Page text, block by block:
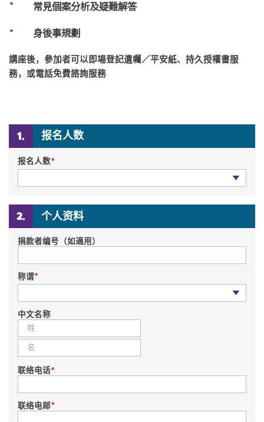
常見個案分析及疑難解答
身後事規劃
講座後，參加者可以即場登記遺囑／平安紙、持久授權書服
務，或電話免費諮詢服務
报名人数
报名人数*
个人资料
捐款者编号（如適用）
称谓*
中文名称
联络电话*
联络电邮*